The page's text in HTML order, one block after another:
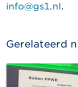
info@gs1.nl.
Gerelateerd